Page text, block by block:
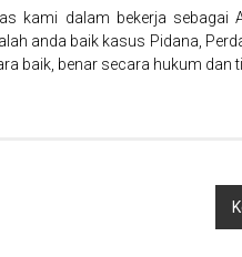
kami dalam bekerja sebagai
anda baik kasus Pidana,
baik, benar secara hukum dan